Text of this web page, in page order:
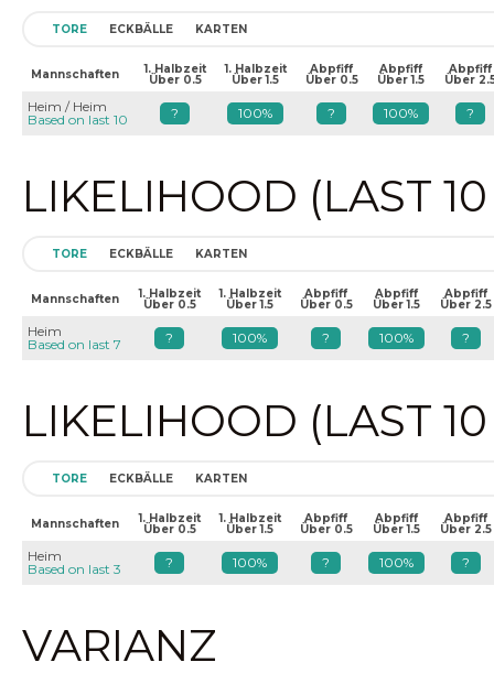
TORE ECKBÄLLE KARTEN
Mannschaften 1. Halbzeit
Über 0.5
1. Halbzeit
Über 1.5
Abpfiff
Über 0.5
Abpfiff
Über 1.5
Abpfiff
Über
Heim / Heim
Based on last 10
? 100% ? 100% ?
LIKELIHOOD (LAST
TORE ECKBÄLLE KARTEN
Mannschaften 1. Halbzeit
Über 0.5
1. Halbzeit
Über 1.5
Abpfiff
Über 0.5
Abpfiff
Über 1.5
Abpfiff
Über 2.5
Heim
Based on last 7
? 100% ? 100% ?
LIKELIHOOD (LAST
TORE ECKBÄLLE KARTEN
Mannschaften 1. Halbzeit
Über 0.5
1. Halbzeit
Über 1.5
Abpfiff
Über 0.5
Abpfiff
Über 1.5
Abpfiff
Über 2.5
Heim
Based on last 3
? 100% ? 100% ?
VARIANZ